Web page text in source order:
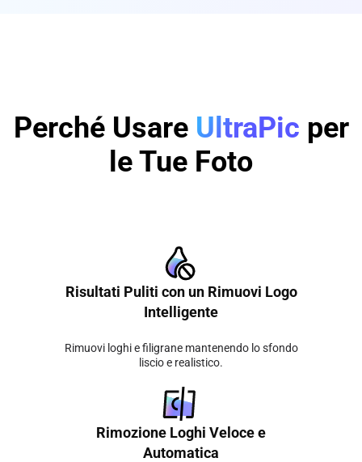
Perché Usare UltraPic per
le Tue Foto
Risultati Puliti con un Rimuovi Logo
Intelligente
Rimuovi loghi e filigrane mantenendo lo sfondo
liscio e realistico.
Rimozione Loghi Veloce e
Automatica